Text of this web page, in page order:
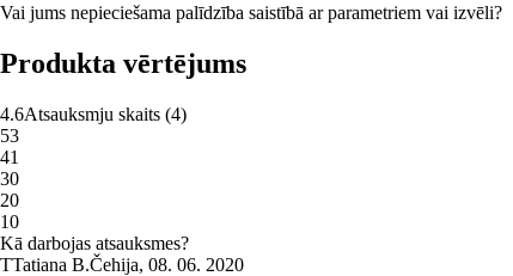
Vai jums nepieciešama palīdzība saistībā ar parametriem vai izvēli?
Produkta vērtējums
4.6Atsauksmju skaits (4)
53
41
30
20
10
Kā darbojas atsauksmes?
TTatiana B.Čehija, 08. 06. 2020